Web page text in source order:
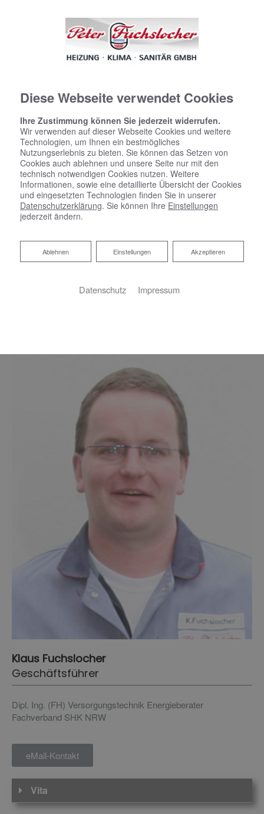
Unser kompetentes Team
Klaus Fuchslocher
Geschäftsführer
Dipl. Ing. (FH) Versorgungstechnik Energieberater
Fachverband SHK NRW
eMail-Kontakt
Vita
Diese Webseite verwendet Cookies
Ihre Zustimmung können Sie jederzeit widerrufen.
Wir verwenden auf dieser Webseite Cookies und weitere
Technologien, um Ihnen ein bestmögliches
Nutzungserlebnis zu bieten. Sie können das Setzen von
Cookies auch ablehnen und unsere Seite nur mit den
technisch notwendigen Cookies nutzen. Weitere
Informationen, sowie eine detaillierte Übersicht der Cookies
und eingesetzten Technologien finden Sie in unserer
Datenschutzerklärung. Sie können Ihre Einstellungen
jederzeit ändern.
Akzeptieren
Einstellungen
Ablehnen
Ablehnen
Datenschutz Impressum